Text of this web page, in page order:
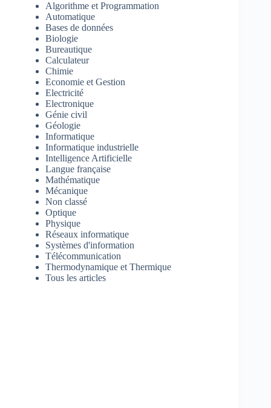
Algorithme et Programmation
Automatique
Bases de données
Biologie
Bureautique
Calculateur
Chimie
Economie et Gestion
Electricité
Electronique
Génie civil
Géologie
Informatique
Informatique industrielle
Intelligence Artificielle
Langue française
Mathématique
Mécanique
Non classé
Optique
Physique
Réseaux informatique
Systèmes d'information
Télécommunication
Thermodynamique et Thermique
Tous les articles